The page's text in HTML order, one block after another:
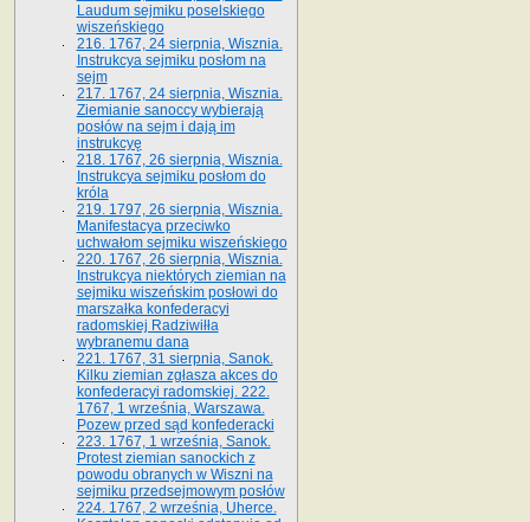
Laudum sejmiku poselskiego
wiszeńskiego
216. 1767, 24 sierpnia, Wisznia.
Instrukcya sejmiku posłom na
sejm
217. 1767, 24 sierpnia, Wisznia.
Ziemianie sanoccy wybierają
posłów na sejm i dają im
instrukcyę
218. 1767, 26 sierpnia, Wisznia.
Instrukcya sejmiku posłom do
króla
219. 1797, 26 sierpnia, Wisznia.
Manifestacya przeciwko
uchwałom sejmiku wiszeńskiego
220. 1767, 26 sierpnia, Wisznia.
Instrukcya niektórych ziemian na
sejmiku wiszeńskim posłowi do
marszałka konfe­deracyi
radomskiej Radziwiłła
wybranemu dana
221. 1767, 31 sierpnia, Sanok.
Kilku ziemian zgłasza akces do
konfederacyi radomskiej. 222.
1767, 1 września, Warszawa.
Pozew przed sąd konfederacki
223. 1767, 1 września, Sanok.
Protest ziemian sanockich z
powodu obranych w Wiszni na
sejmiku przedsejmo­wym posłów
224. 1767, 2 września, Uherce.